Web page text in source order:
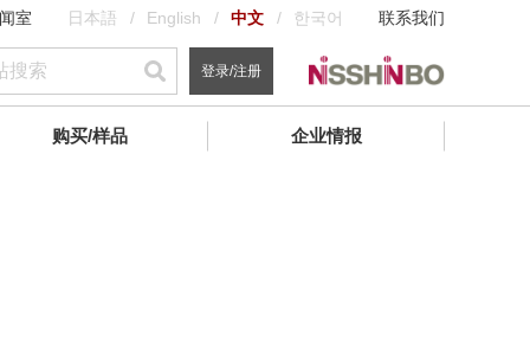
室 日本語 English 中文 한국어 联系我们
登录/注册
购买/样品 企业情报